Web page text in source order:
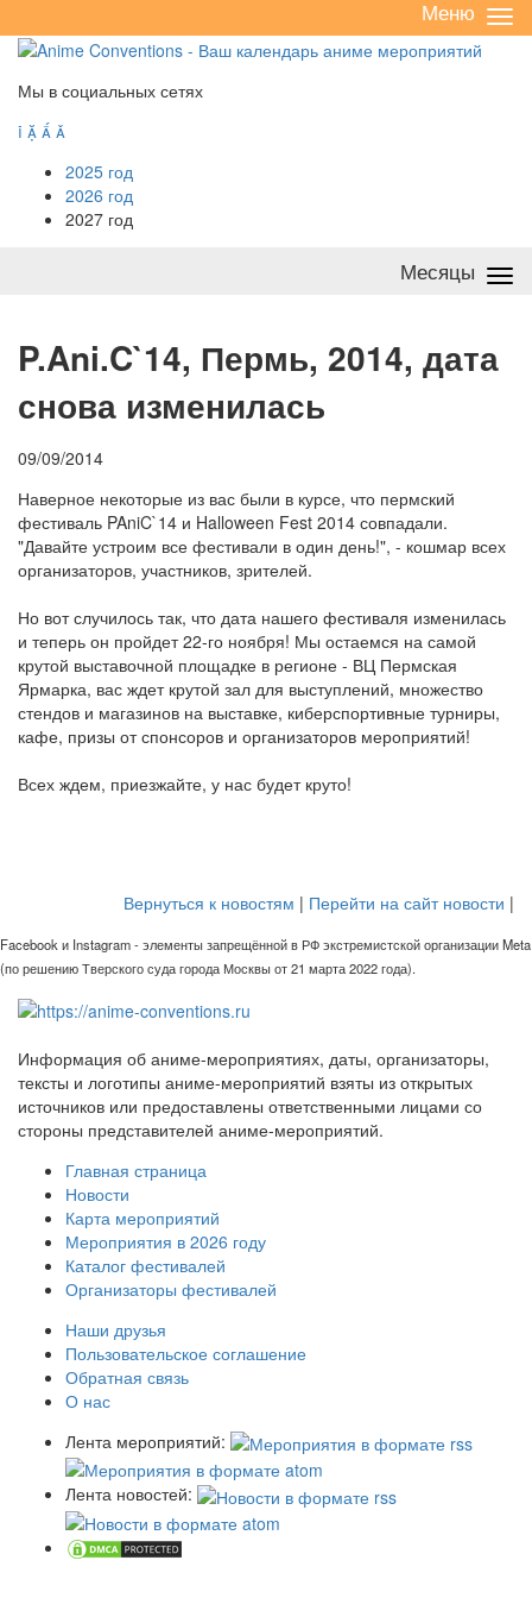
/
Меню
Мы в социальных сетях
   
2025 год
2026 год
2027 год
Месяцы
P.Ani.C`14, Пермь, 2014, дата
снова изменилась
09/09/2014
Наверное некоторые из вас были в курсе, что пермский
фестиваль PAniC`14 и Halloween Fest 2014 совпадали.
"Давайте устроим все фестивали в один день!", - кошмар всех
организаторов, участников, зрителей.
Но вот случилось так, что дата нашего фестиваля изменилась
и теперь он пройдет 22-го ноября! Мы остаемся на самой
крутой выставочной площадке в регионе - ВЦ Пермская
Ярмарка, вас ждет крутой зал для выступлений, множество
стендов и магазинов на выставке, киберспортивные турниры,
кафе, призы от спонсоров и организаторов мероприятий!
Всех ждем, приезжайте, у нас будет круто!
Вернуться к новостям | Перейти на сайт новости |
Facebook и Instagram - элементы запрещённой в РФ экстремистской организации Meta
(по решению Тверского суда города Москвы от 21 марта 2022 года).
Информация об аниме-мероприятиях, даты, организаторы,
тексты и логотипы аниме-мероприятий взяты из открытых
источников или предоставлены ответственными лицами со
стороны представителей аниме-мероприятий.
Главная страница
Новости
Карта мероприятий
Мероприятия в 2026 году
Каталог фестивалей
Организаторы фестивалей
Наши друзья
Пользовательское соглашение
Обратная связь
О нас
Лента мероприятий:
Лента новостей: